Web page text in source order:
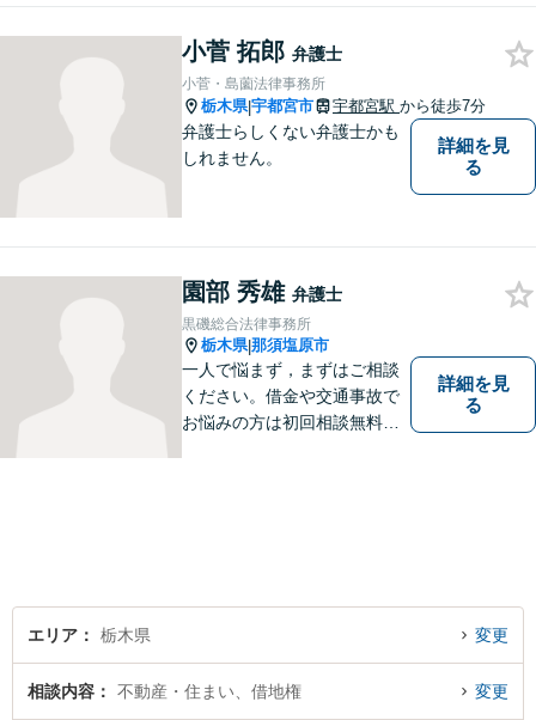
い。 https://sagara-law-office.j
p/
小菅 拓郎 弁護士
小菅・島薗法律事務所
栃木県|宇都宮市 宇都宮駅 から徒歩7分
弁護士らしくない弁護士かも
しれません。
詳細を見
る
園部 秀雄 弁護士
黒磯総合法律事務所
栃木県|那須塩原市
一人で悩まず，まずはご相談
ください。借金や交通事故で
お悩みの方は初回相談無料で
詳細を見
る
エリア 栃木県 変更
相談内容 不動産・住まい、借地権 変更